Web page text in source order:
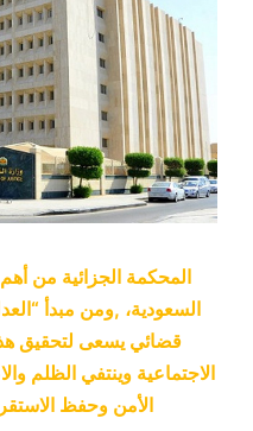
المحكمة الجزائية من
السعودية، ,ومن مبدأ
قضائي يسعى لتحقيق
الاجتماعية وينتفي الظلم
الأمن وحفظ